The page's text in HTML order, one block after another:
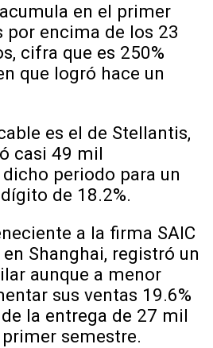
en el primer
por encima de los 23
cifra que es 250%
que logró hace un
es el de Stellantis,
casi 49 mil
periodo para un
de 18.2%.
a la firma SAIC
Shanghai, registró un
aunque a menor
sus ventas 19.6%
la entrega de 27 mil
semestre.